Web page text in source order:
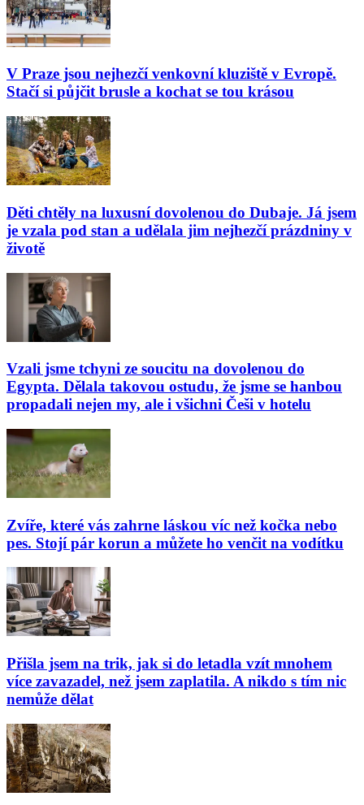
V Praze jsou nejhezčí venkovní kluziště v Evropě.
Stačí si půjčit brusle a kochat se tou krásou
Děti chtěly na luxusní dovolenou do Dubaje. Já jsem
je vzala pod stan a udělala jim nejhezčí prázdniny v
životě
Vzali jsme tchyni ze soucitu na dovolenou do
Egypta. Dělala takovou ostudu, že jsme se hanbou
propadali nejen my, ale i všichni Češi v hotelu
Zvíře, které vás zahrne láskou víc než kočka nebo
pes. Stojí pár korun a můžete ho venčit na vodítku
Přišla jsem na trik, jak si do letadla vzít mnohem
více zavazadel, než jsem zaplatila. A nikdo s tím nic
nemůže dělat